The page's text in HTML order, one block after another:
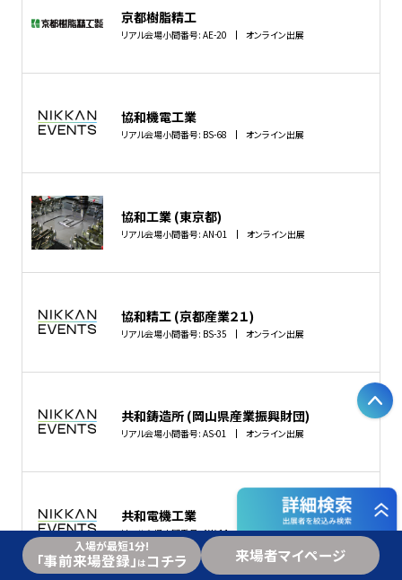
入場が最短1分!
「事前来場登録」 は コチラ 来場者マイページ
京都樹脂精工
リアル会場小間番号: AE-20 オンライン出展
協和機電工業
リアル会場小間番号: BS-68 オンライン出展
協和工業 (東京都)
リアル会場小間番号: AN-01 オンライン出展
協和精工 (京都産業２１)
リアル会場小間番号: BS-35 オンライン出展
共和鋳造所 (岡山県産業振興財団)
リアル会場小間番号: AS-01 オンライン出展
共和電機工業
リアル会場小間番号: AW-11 オンライン出展